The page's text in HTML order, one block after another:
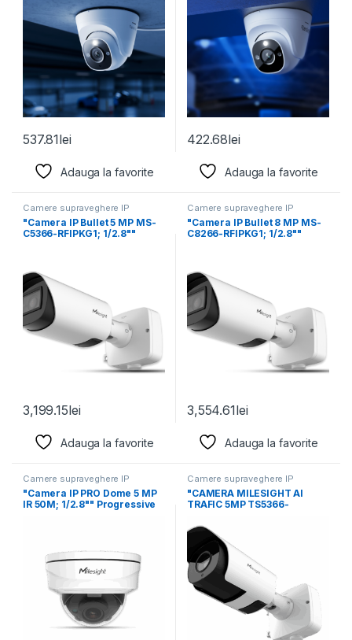
537.81lei
Adauga la favorite
422.68lei
Adauga la favorite
Camere supraveghere IP
"Camera IP Bullet 5 MP MS-
C5366-RFIPKG1; 1/2.8""
3,199.15lei
Adauga la favorite
Camere supraveghere IP
"Camera IP Bullet 8 MP MS-
C8266-RFIPKG1; 1/2.8""
3,554.61lei
Adauga la favorite
Camere supraveghere IP
"Camera IP PRO Dome 5 MP
IR 50M; 1/2.8"" Progressive
Camere supraveghere IP
"CAMERA MILESIGHT AI
TRAFIC 5MP TS5366-
Progressive Scan